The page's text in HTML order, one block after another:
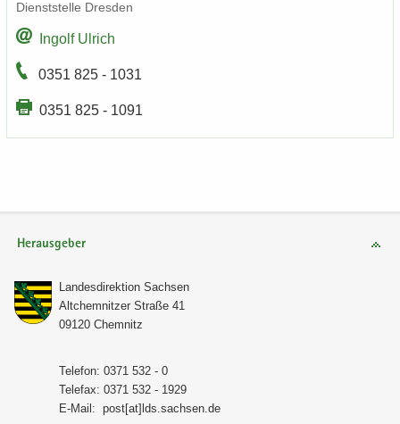
Dienst­stel­le Dres­den
In­golf Ul­rich
0351 825 - 1031
0351 825 - 1091
Herausgeber
Lan­des­di­rek­ti­on Sach­sen
Alt­chem­nit­zer Stra­ße 41
09120 Chem­nitz
Te­le­fon: 0371 532 - 0
Te­le­fax: 0371 532 - 1929
E-​Mail: post[at]lds.sach­sen.de